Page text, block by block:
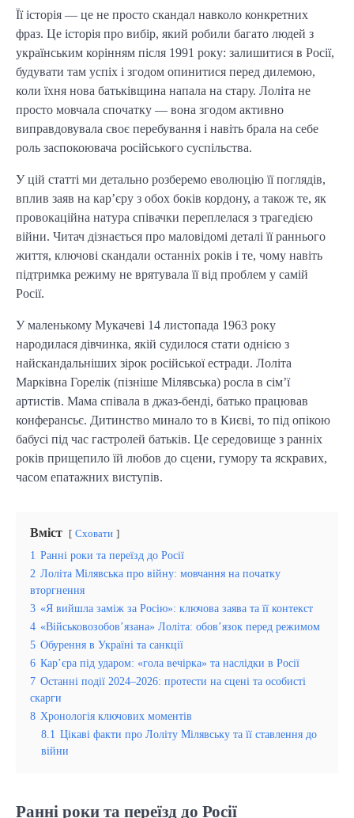
Її історія — це не просто скандал навколо конкретних
фраз. Це історія про вибір, який робили багато людей з
українським корінням після 1991 року: залишитися в Росії,
будувати там успіх і згодом опинитися перед дилемою,
коли їхня нова батьківщина напала на стару. Лоліта не
просто мовчала спочатку — вона згодом активно
виправдовувала своє перебування і навіть брала на себе
роль заспокоювача російського суспільства.
У цій статті ми детально розберемо еволюцію її поглядів,
вплив заяв на кар’єру з обох боків кордону, а також те, як
провокаційна натура співачки переплелася з трагедією
війни. Читач дізнається про маловідомі деталі її раннього
життя, ключові скандали останніх років і те, чому навіть
підтримка режиму не врятувала її від проблем у самій
Росії.
У маленькому Мукачеві 14 листопада 1963 року
народилася дівчинка, якій судилося стати однією з
найскандальніших зірок російської естради. Лоліта
Марківна Горелік (пізніше Мілявська) росла в сім’ї
артистів. Мама співала в джаз-бенді, батько працював
конферансьє. Дитинство минало то в Києві, то під опікою
бабусі під час гастролей батьків. Це середовище з ранніх
років прищепило їй любов до сцени, гумору та яскравих,
часом епатажних виступів.
Вміст Сховати
1 Ранні роки та переїзд до Росії
2 Лоліта Мілявська про війну: мовчання на початку
вторгнення
3 «Я вийшла заміж за Росію»: ключова заява та її контекст
4 «Військовозобов’язана» Лоліта: обов’язок перед режимом
5 Обурення в Україні та санкції
6 Кар’єра під ударом: «гола вечірка» та наслідки в Росії
7 Останні події 2024–2026: протести на сцені та особисті
скарги
8 Хронологія ключових моментів
8.1 Цікаві факти про Лоліту Мілявську та її ставлення до
війни
Ранні роки та переїзд до Росії